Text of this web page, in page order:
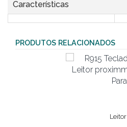
Características
PRODUTOS RELACIONADOS